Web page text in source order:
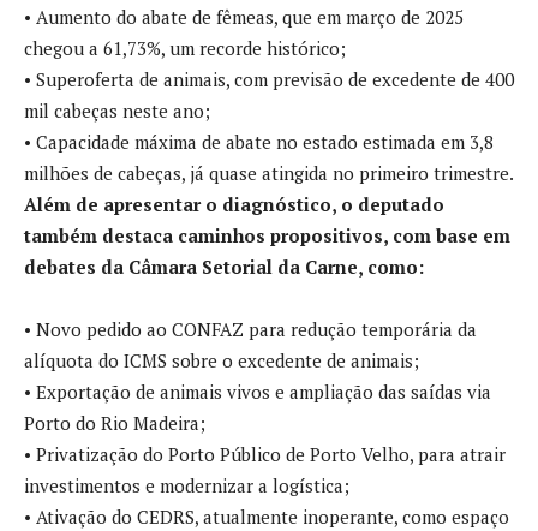
• Aumento do abate de fêmeas, que em março de 2025
chegou a 61,73%, um recorde histórico;
• Superoferta de animais, com previsão de excedente de 400
mil cabeças neste ano;
• Capacidade máxima de abate no estado estimada em 3,8
milhões de cabeças, já quase atingida no primeiro trimestre.
Além de apresentar o diagnóstico, o deputado
também destaca caminhos propositivos, com base em
debates da Câmara Setorial da Carne, como:
• Novo pedido ao CONFAZ para redução temporária da
alíquota do ICMS sobre o excedente de animais;
• Exportação de animais vivos e ampliação das saídas via
Porto do Rio Madeira;
• Privatização do Porto Público de Porto Velho, para atrair
investimentos e modernizar a logística;
• Ativação do CEDRS, atualmente inoperante, como espaço